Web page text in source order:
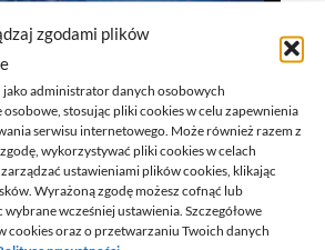
zgodami plików
jako administrator danych osobowych
stosując pliki cookies w celu zapewnienia
serwisu internetowego. Może również razem z
wykorzystywać pliki cookies w celach
ustawieniami plików cookies, klikając
Wyrażoną zgodę możesz cofnąć lub
wcześniej ustawienia. Szczegółowe
cookies oraz o przetwarzaniu Twoich danych